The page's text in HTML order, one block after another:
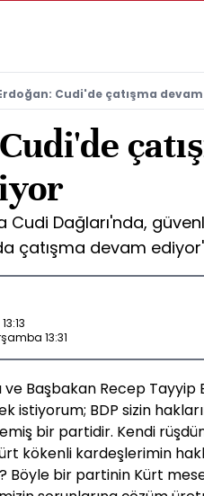
Cudi'de çatışma
Cudi Dağları'nda,
çatışma devam
13:31
ve Başbakan Recep
istiyorum; BDP sizin
bir partidir. Kendi
kökenli kardeşlerimin
Böyle bir partinin Kürt